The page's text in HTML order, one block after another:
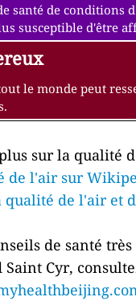
santé de conditions
susceptible d'être
le monde peut
sur la qualité
de l'air sur
de l'air et
de santé
Saint Cyr,